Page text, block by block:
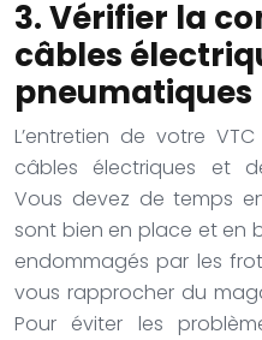
3. Vérifier la
câbles
pneumatiques
L’entretien de votre
câbles électriques et
Vous devez de temps
sont bien en place et en
endommagés par les
vous rapprocher du
Pour éviter les